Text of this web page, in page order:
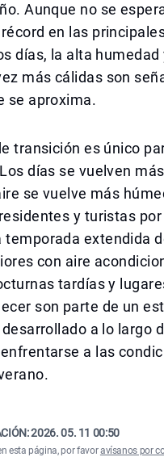
Aunque no se
en las
días, la alta humedad
más cálidas son
se aproxima.
transición es único
días se vuelven más
se vuelve más
y turistas por
temporada extendida
con aire
tardías y
son parte de un
a lo largo
a las
2026. 05. 11 00:50
esta página, por favoravísanos por